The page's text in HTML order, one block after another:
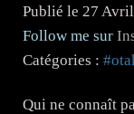
Publié le 27
Follow me sur
Catégories :
Qui ne connaît